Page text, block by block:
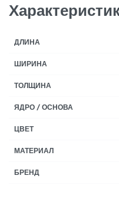
ДЛИНА
ШИРИНА
ТОЛЩИНА
ЯДРО / ОСНОВА
ЦВЕТ
МАТЕРИАЛ
БРЕНД